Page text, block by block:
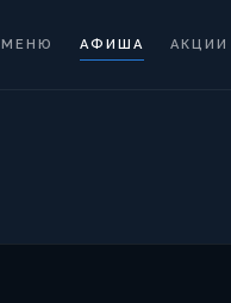
МЕНЮ АФИША АКЦИИ